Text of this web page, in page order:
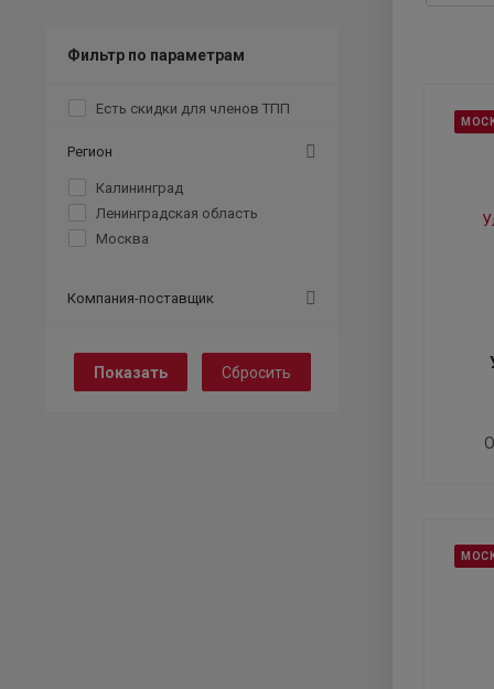
Фильтр по параметрам
Есть скидки для членов ТПП
Регион
Калининград
Ленинградская область
Москва
Компания-поставщик
Сбросить